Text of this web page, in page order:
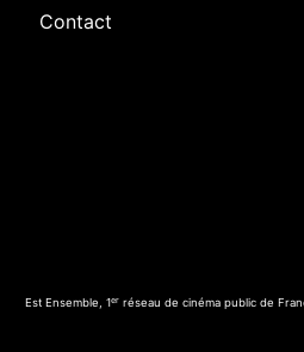
Contact
Est Ensemble, 1er réseau de cinéma public de